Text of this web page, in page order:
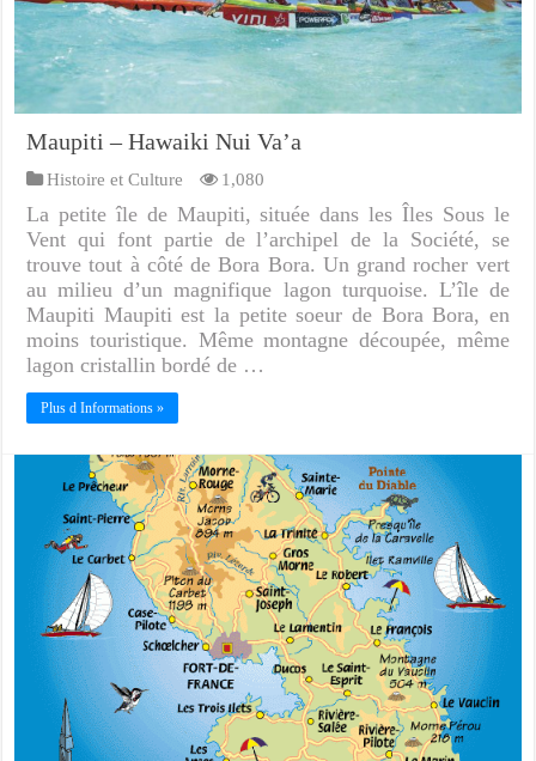
Maupiti – Hawaiki Nui Va’a
Histoire et Culture 1,080
La petite île de Maupiti, située dans les Îles Sous le
Vent qui font partie de l’archipel de la Société, se
trouve tout à côté de Bora Bora. Un grand rocher vert
au milieu d’un magnifique lagon turquoise. L’île de
Maupiti Maupiti est la petite soeur de Bora Bora, en
moins touristique. Même montagne découpée, même
lagon cristallin bordé de …
Plus d Informations »